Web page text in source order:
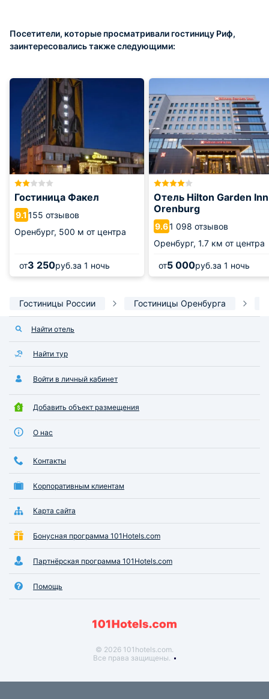
Посетители, которые просматривали гостиницу Риф,
заинтересовались также следующими:
Гостиница Факел
9.1155 отзывов
Оренбург, 500 м от центра
от3 250руб.за 1 ночь
Отель Hilton Garden Inn
Orenburg
9.61 098 отзывов
Оренбург, 1.7 км от центра
от5 000руб.за 1 ночь
Гостиницы России Гостиницы Оренбурга
Найти отель
Найти тур
Войти в личный кабинет
Добавить объект размещения
О нас
Контакты
Корпоративным клиентам
Карта сайта
Бонусная программа 101Hotels.com
Партнёрская программа 101Hotels.com
Помощь
© 2026 101hotels.com.
Все права защищены.